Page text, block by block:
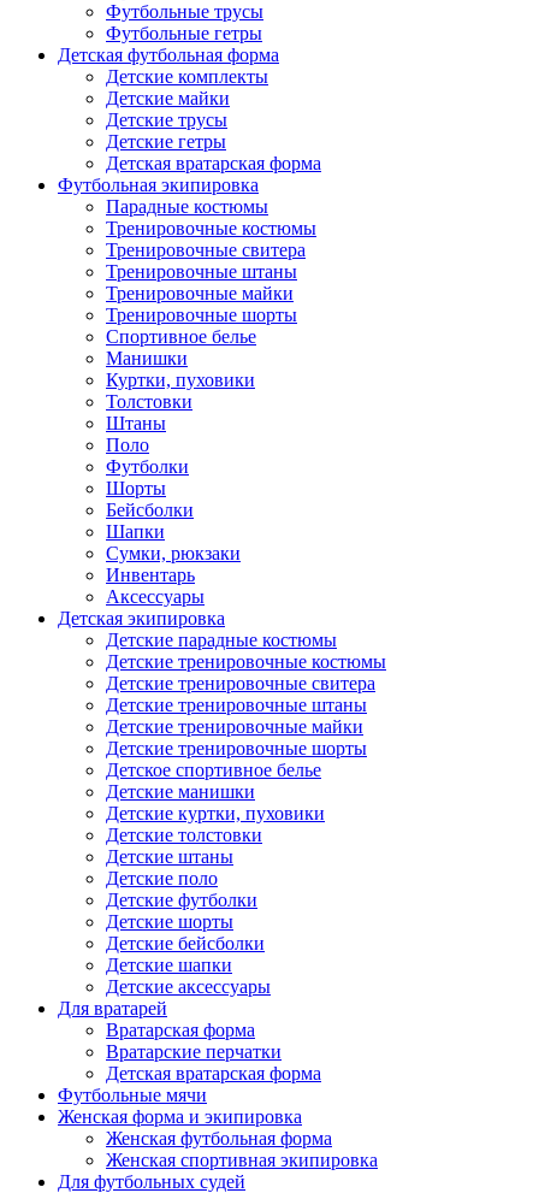
Футбольные трусы
Футбольные гетры
Детская футбольная форма
Детские комплекты
Детские майки
Детские трусы
Детские гетры
Детская вратарская форма
Футбольная экипировка
Парадные костюмы
Тренировочные костюмы
Тренировочные свитера
Тренировочные штаны
Тренировочные майки
Тренировочные шорты
Спортивное белье
Манишки
Куртки, пуховики
Толстовки
Штаны
Поло
Футболки
Шорты
Бейсболки
Шапки
Сумки, рюкзаки
Инвентарь
Аксессуары
Детская экипировка
Детские парадные костюмы
Детские тренировочные костюмы
Детские тренировочные свитера
Детские тренировочные штаны
Детские тренировочные майки
Детские тренировочные шорты
Детское спортивное белье
Детские манишки
Детские куртки, пуховики
Детские толстовки
Детские штаны
Детские поло
Детские футболки
Детские шорты
Детские бейсболки
Детские шапки
Детские аксессуары
Для вратарей
Вратарская форма
Вратарские перчатки
Детская вратарская форма
Футбольные мячи
Женская форма и экипировка
Женская футбольная форма
Женская спортивная экипировка
Для футбольных судей